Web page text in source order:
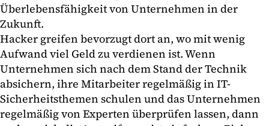
Überlebensfähigkeit von Unternehmen in der
Zukunft.
Hacker greifen bevorzugt dort an, wo mit wenig
Aufwand viel Geld zu verdienen ist. Wenn
Unternehmen sich nach dem Stand der Technik
absichern, ihre Mitarbeiter regelmäßig in IT-
Sicherheitsthemen schulen und das Unternehmen
regelmäßig von Experten überprüfen lassen, dann